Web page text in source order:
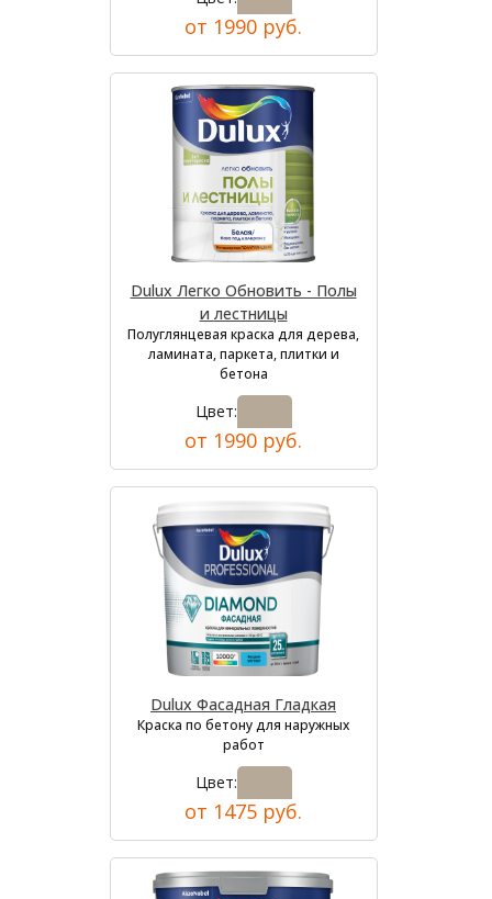
от 1990 руб.
Dulux Легко Обновить - Полы
и лестницы
Полуглянцевая краска для дерева,
ламината, паркета, плитки и
бетона
Цвет:
от 1990 руб.
Dulux Фасадная Гладкая
Краска по бетону для наружных
работ
Цвет:
от 1475 руб.